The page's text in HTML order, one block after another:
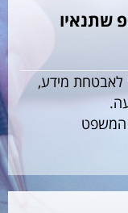
שתנאיו
לאבטחת מידע,
המשפט